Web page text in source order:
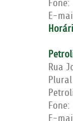
Fone:
E-
Rua
Fone:
E-